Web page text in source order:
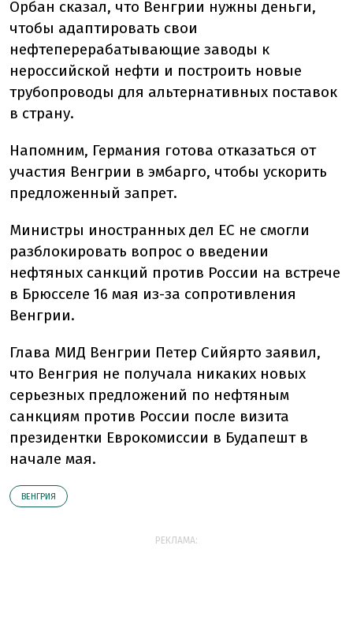
Орбан сказал, что Венгрии нужны деньги,
чтобы адаптировать свои
нефтеперерабатывающие заводы к
нероссийской нефти и построить новые
трубопроводы для альтернативных поставок
в страну.
Напомним, Германия готова отказаться от
участия Венгрии в эмбарго, чтобы ускорить
предложенный запрет.
Министры иностранных дел ЕС не смогли
разблокировать вопрос о введении
нефтяных санкций против России на встрече
в Брюсселе 16 мая из-за сопротивления
Венгрии.
Глава МИД Венгрии Петер Сийярто заявил,
что Венгрия не получала никаких новых
серьезных предложений по нефтяным
санкциям против России после визита
президентки Еврокомиссии в Будапешт в
начале мая.
ВЕНГРИЯ
РЕКЛАМА: